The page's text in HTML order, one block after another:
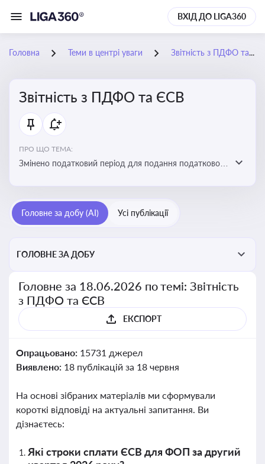
ВХІД ДО LIGA360
Головна Теми в центрі уваги Звітність з ПДФО та ЄСВ
Звітність з ПДФО та ЄСВ
ПРО ЩО ТЕМА:
Змінено податковий період для подання податкового
Головне за добу (AI) Усі публікації
ГОЛОВНЕ ЗА ДОБУ
Головне за 18.06.2026 по темі: Звітність
з ПДФО та ЄСВ
ЕКСПОРТ
Опрацьовано: 15731 джерел
Виявлено: 18 публікацій за 18 червня
На основі зібраних матеріалів ми сформували
короткі відповіді на актуальні запитання. Ви
дізнаєтесь:
Які строки сплати ЄСВ для ФОП за другий